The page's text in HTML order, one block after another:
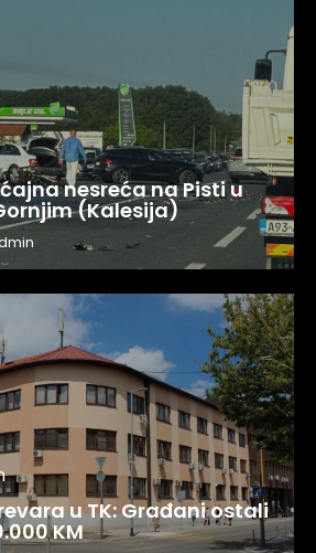
nesreća na Pisti u
(Kalesija)
u TK: Građani ostali
KM